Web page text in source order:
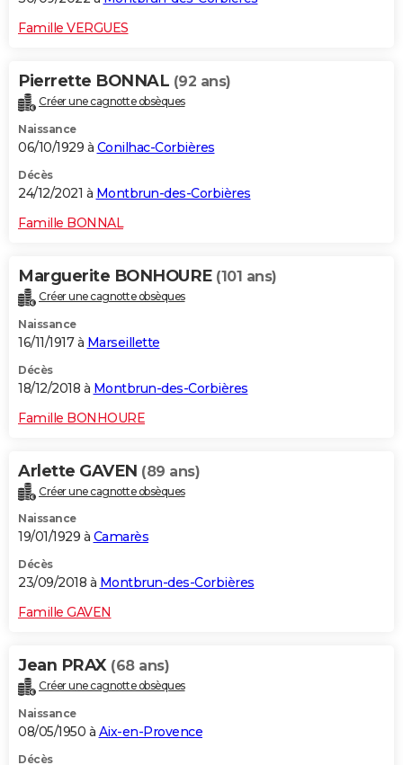
Famille VERGUES
Pierrette BONNAL (92 ans)
Créer une cagnotte obsèques
Naissance
06/10/1929 à Conilhac-Corbières
Décès
24/12/2021 à Montbrun-des-Corbières
Famille BONNAL
Marguerite BONHOURE (101 ans)
Créer une cagnotte obsèques
Naissance
16/11/1917 à Marseillette
Décès
18/12/2018 à Montbrun-des-Corbières
Famille BONHOURE
Arlette GAVEN (89 ans)
Créer une cagnotte obsèques
Naissance
19/01/1929 à Camarès
Décès
23/09/2018 à Montbrun-des-Corbières
Famille GAVEN
Jean PRAX (68 ans)
Créer une cagnotte obsèques
Naissance
08/05/1950 à Aix-en-Provence
Décès